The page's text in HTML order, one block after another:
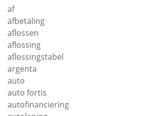
af
afbetaling
aflossen
aflossing
aflossingstabel
argenta
auto
auto fortis
autofinanciering